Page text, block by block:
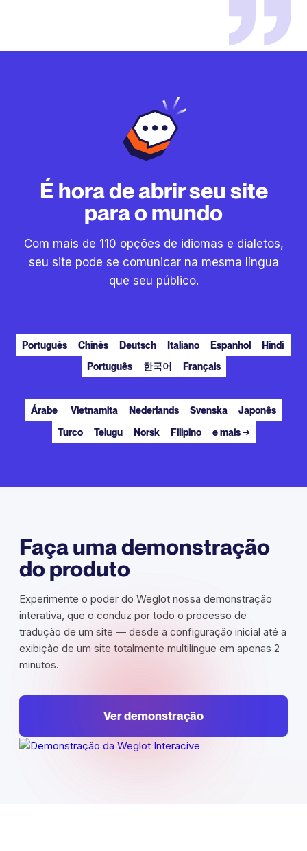
É hora de abrir seu site
para o mundo
Com mais de 110 opções de idiomas e dialetos,
seu site pode se comunicar na mesma língua
que seu público.
Português Chinês Deutsch Italiano Espanhol
Hindi
Português
한국어 Français
Árabe Vietnamita Nederlands Svenska
Japonês
Turco
Telugu Norsk Filipino e mais →
Faça uma demonstração
do produto
Experimente o poder do Weglot nossa demonstração
interativa, que o conduz por todo o processo de
tradução de um site — desde a configuração inicial até a
exibição de um site totalmente multilíngue em apenas 2
minutos.
Ver demonstração